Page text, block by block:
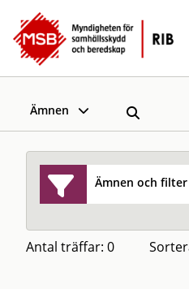
Ämnen
Ämnen och filter
Antal träffar: 0